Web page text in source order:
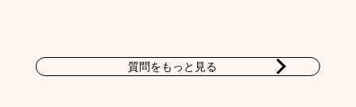
質問をもっと見る